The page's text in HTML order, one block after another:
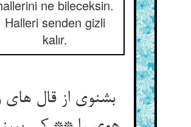
ne bileceksin.
Halleri senden gizli
kalır.
بشنوی از قال های